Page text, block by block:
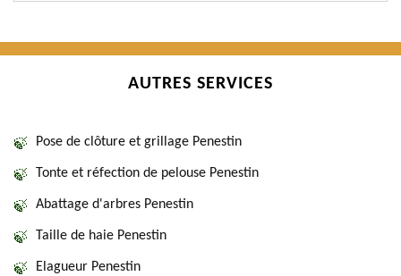
AUTRES SERVICES
Pose de clôture et grillage Penestin
Tonte et réfection de pelouse Penestin
Abattage d'arbres Penestin
Taille de haie Penestin
Elagueur Penestin